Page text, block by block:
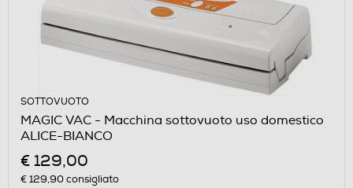
SOTTOVUOTO
MAGIC VAC - Macchina sottovuoto uso domestico
ALICE-BIANCO
€ 129,00
€ 129,90consigliato